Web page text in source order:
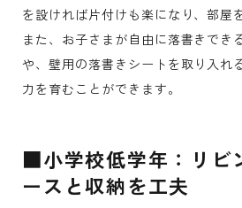
を設ければ片付けも楽になり、部屋
また、お子さまが自由に落書きでき
や、壁用の落書きシートを取り入れ
力を育むことができます。
■小学校低学年：リビ
ースと収納を工夫